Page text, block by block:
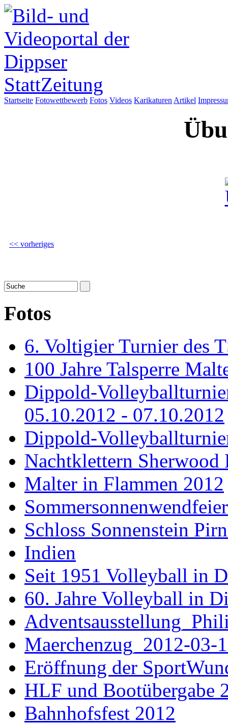
Startseite Fotowettbewerb Fotos Videos Karikaturen Artikel
<< vorheriges
Fotos
6. Voltigier Turnier des
100 Jahre Talsperre
Dippold-
05.10.2012 - 07.10.2012
Dippold-
Nachtklettern Sherwood
Malter in Flammen 2012
Schloss Sonnenstein
Indien
Seit 1951 Volleyball in
60. Jahre Volleyball in
Maerchenzug_2012-03-
Eröffnung der
HLF und Bootübergabe
Bahnhofsfest 2012